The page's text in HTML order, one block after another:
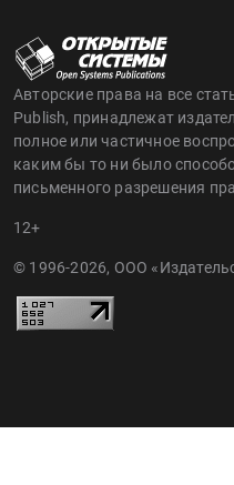
Авторские права на все
Publish, принадлежат
полное или частичное
каким бы то ни было
письменного разрешения
12+
© 1996-2026, ООО